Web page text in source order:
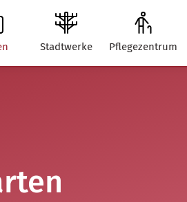
Stadtwerke Pflegezentrum